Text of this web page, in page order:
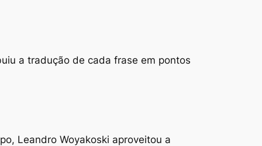
a tradução de cada frase em pontos
Leandro Woyakoski aproveitou a